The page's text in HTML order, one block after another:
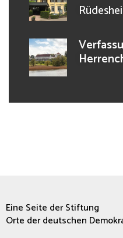
Eine Seite der Stiftung
Orte der deutschen